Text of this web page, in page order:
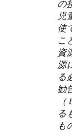
の
児
使
こ
資
源
る
勧
る
も